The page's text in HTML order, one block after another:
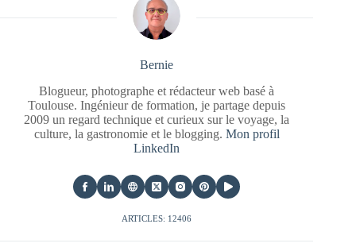
Bernie
Blogueur, photographe et rédacteur web basé à
Toulouse. Ingénieur de formation, je partage depuis
2009 un regard technique et curieux sur le voyage, la
culture, la gastronomie et le blogging. Mon profil
LinkedIn
ARTICLES: 12406